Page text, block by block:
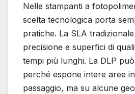
Nelle stampanti a
scelta tecnologica porta
pratiche. La SLA
precisione e superfici di
tempi più lunghi. La DLP
perché espone intere aree
passaggio, ma su alcune